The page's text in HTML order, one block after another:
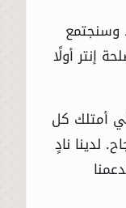
وسنجتمع
إنتر أولًا
أمتلك كل
لدينا نادٍ